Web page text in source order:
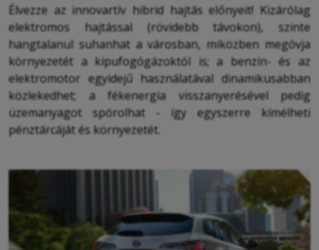
Élvezze az innovartív hibrid hajtás előnyeit! Kizárólag
elektromos hajtással (rövidebb távokon), szinte
hangtalanul suhanhat a városban, miközben megóvja
környezetét a kipufogógázoktól is; a benzin- és az
elektromotor egyidejű használatával dinamikusabban
közlekedhet; a fékenergia visszanyerésével pedig
üzemanyagot spórolhat - így egyszerre kímélheti
pénztárcáját és környezetét.